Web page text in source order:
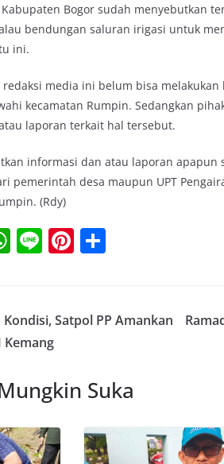
Bogor sudah menyebutkan
bendungan saluran irigasi untuk
ini.
media ini belum bisa melakukan
kecamatan Rumpin. Sedangkan
laporan terkait hal tersebut.
informasi dan atau laporan
pemerintah desa maupun UPT
(Rdy)
W
s
A
p
Li Pi
e e
Satpol PP Amankan
Kemang
Suka